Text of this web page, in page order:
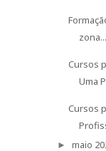
zona...
Cursos
Uma
Cursos
► maio